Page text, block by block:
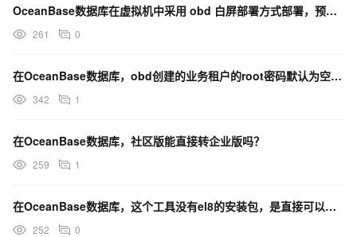
OceanBase数据库在虚拟机中采用 obd 白屏部署方式部署，预检查通过后，最后部署失败是啥情况
261 0
在OceanBase数据库，obd创建的业务租户的root密码默认为空，那是不是连接的时候使用？
342 1
在OceanBase数据库，社区版能直接转企业版吗？
259 1
在OceanBase数据库，这个工具没有el8的安装包，是直接可以用el7安装在centos8上吗？
252 0